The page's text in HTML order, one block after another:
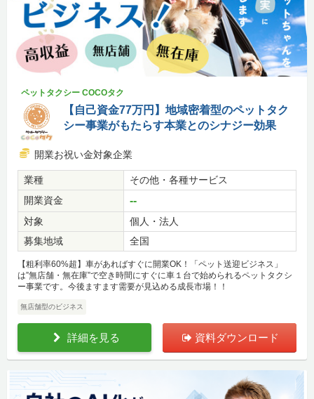
ペットタクシー COCOタク
【自己資金77万円】地域密着型のペットタク
シー事業がもたらす本業とのシナジー効果
開業お祝い金対象企業
業種
その他・各種サービス
開業資金
--
対象
個人・法人
募集地域
全国
【粗利率60%超】車があればすぐに開業OK！「ペット送迎ビジネス」
は”無店舗・無在庫”で空き時間にすぐに車１台で始められるペットタクシ
ー事業です。今後ますます需要が見込める成長市場！！
無店舗型のビジネス
詳細を見る 資料ダウンロード